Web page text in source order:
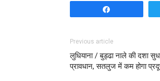
Previous article
लुधियाना / बुड्ढा नाले की दशा
प्रावधान, सतलुज में कम होगा